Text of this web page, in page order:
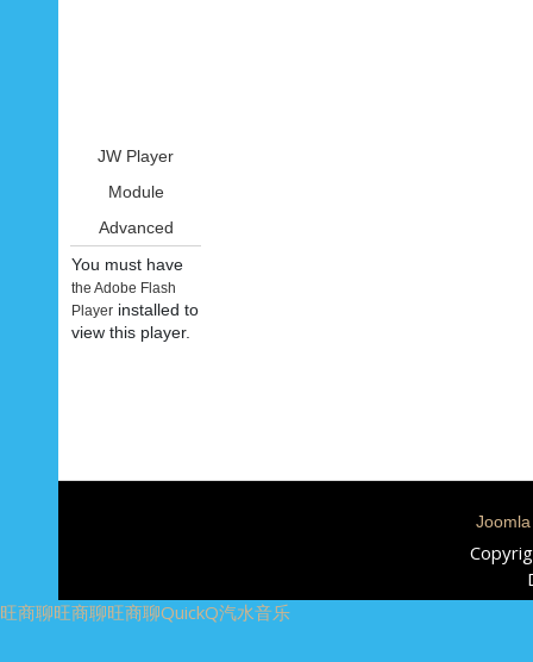
JW Player
Module
Advanced
You must have
the Adobe Flash
Player installed to
view this player.
旺商聊旺商聊旺商聊QuickQ汽水音乐